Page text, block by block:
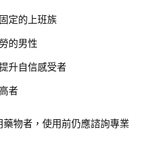
定的上班族
的男性
升自信感受者
者
物者，使用前仍應諮詢專業